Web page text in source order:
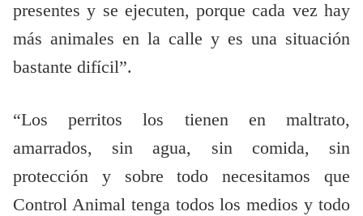
presentes y se ejecuten, porque cada vez hay
más animales en la calle y es una situación
bastante difícil”.
“Los perritos los tienen en maltrato,
amarrados, sin agua, sin comida, sin
protección y sobre todo necesitamos que
Control Animal tenga todos los medios y todo